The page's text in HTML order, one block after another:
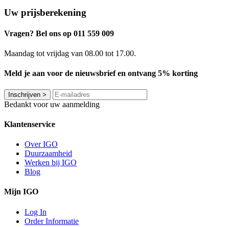
Uw prijsberekening
Vragen? Bel ons op 011 559 009
Maandag tot vrijdag van 08.00 tot 17.00.
Meld je aan voor de nieuwsbrief en ontvang 5% korting
Inschrijven >
Bedankt voor uw aanmelding
Klantenservice
Over IGO
Duurzaamheid
Werken bij IGO
Blog
Mijn IGO
Log In
Order Informatie